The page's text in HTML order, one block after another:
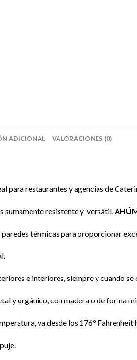
ADICIONAL VALORACIONES (0)
para restaurantes y agencias de
sumamente resistente y versátil,
paredes térmicas para proporcionar
e interiores, siempre y cuando
y orgánico, con madera o de forma
va desde los 176° Fahrenheit